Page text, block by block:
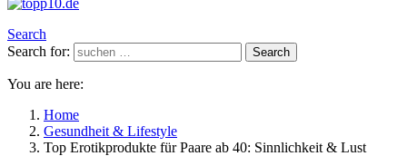
Search
Search for:
Search
You are here:
Home
Gesundheit & Lifestyle
Top Erotikprodukte für Paare ab 40: Sinnlichkeit & Lust